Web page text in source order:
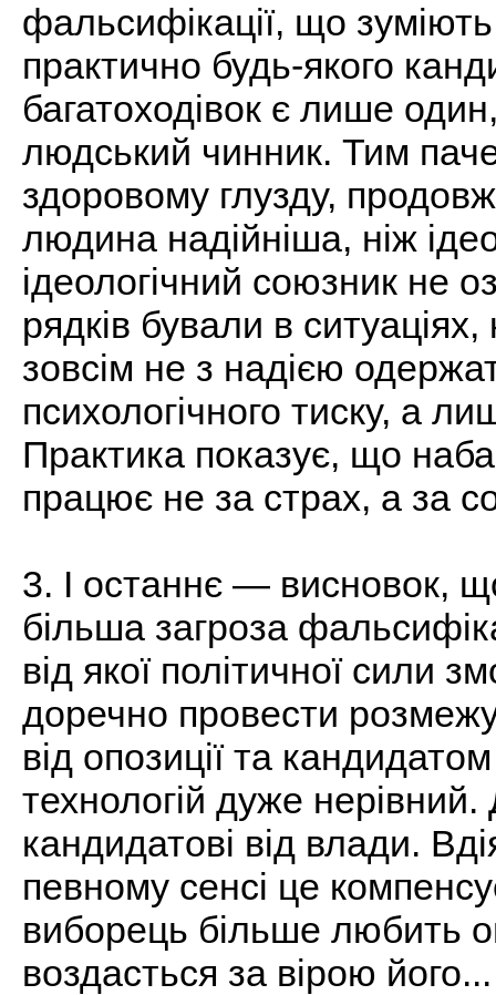
фальсифікації, що
практично будь-якого
багатоходівок є лише
людський чинник. Тим
здоровому глузду,
людина надійніша, ніж
ідеологічний союзник не
рядків бували в
зовсім не з надією
психологічного тиску, а
Практика показує, що
працює не за страх, а за
3. І останнє — висновок,
більша загроза
від якої політичної сили
доречно провести
від опозиції та
технологій дуже
кандидатові від влади.
певному сенсі це
виборець більше любить
воздасться за вірою його...